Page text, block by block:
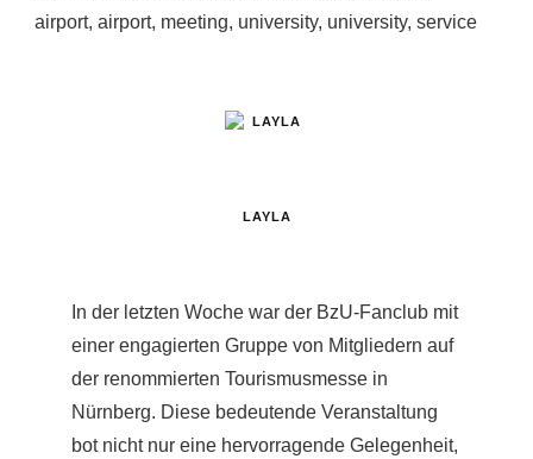
LAYLA
In der letzten Woche war der BzU-Fanclub mit
einer engagierten Gruppe von Mitgliedern auf
der renommierten Tourismusmesse in
Nürnberg. Diese bedeutende Veranstaltung
bot nicht nur eine hervorragende Gelegenheit,